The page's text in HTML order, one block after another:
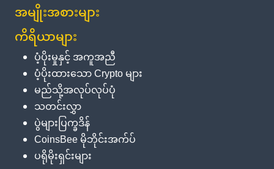
အမျိုးအစားများ
ကိရိယာများ
ပံ့ပိုးမှုနှင့် အကူအညီ
ပံ့ပိုးထားသော Crypto များ
မည်သို့အလုပ်လုပ်ပုံ
သတင်းလွှာ
ပွဲများပြက္ခဒိန်
CoinsBee မိုဘိုင်းအက်ပ်
ပရိုမိုးရှင်းများ